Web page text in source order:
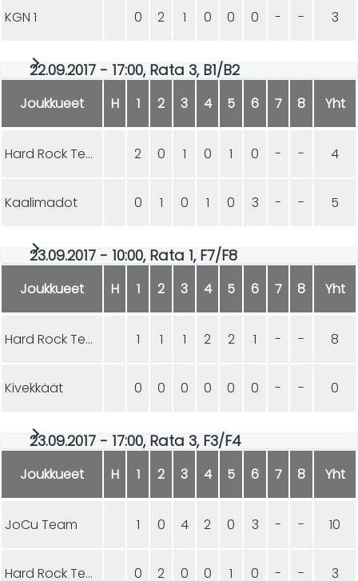
KGN 1 0 2 1 0 0 0 - - 3
22.09.2017 - 17:00, Rata 3, B1/B2
Joukkueet H 1 2 3 4 5 6 7 8 Yht
Hard Rock Team VIX 2 0 1 0 1 0 - - 4
Kaalimadot 0 1 0 1 0 3 - - 5
23.09.2017 - 10:00, Rata 1, F7/F8
Joukkueet H 1 2 3 4 5 6 7 8 Yht
Hard Rock Team VIX 1 1 1 2 2 1 - - 8
Kivekkäät 0 0 0 0 0 0 - - 0
23.09.2017 - 17:00, Rata 3, F3/F4
Joukkueet H 1 2 3 4 5 6 7 8 Yht
JoCu Team 1 0 4 2 0 3 - - 10
Hard Rock Team VIX 0 2 0 0 1 0 - - 3